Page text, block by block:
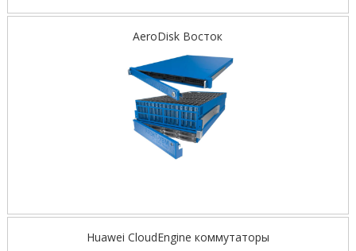
AeroDisk Восток
Huawei CloudEngine коммутаторы